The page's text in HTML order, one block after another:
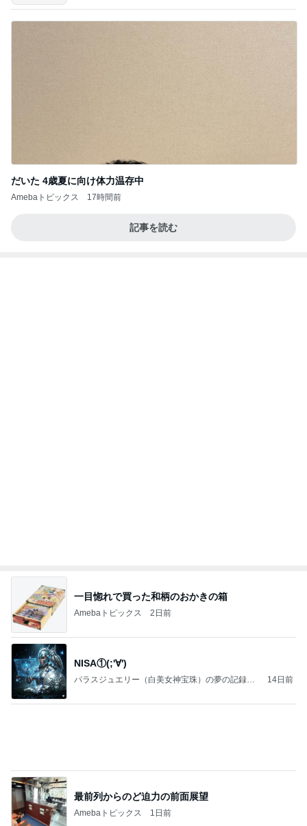
だいた 4歳夏に向け体力温存中
Amebaトピックス 17時間前
記事を読む
一目惚れで買った和柄のおかきの箱
Amebaトピックス 2日前
NISA①(;'∀')
パラスジュエリー（白美女神宝珠）の夢の記録
14日前
最前列からのど迫力の前面展望
Amebaトピックス 1日前